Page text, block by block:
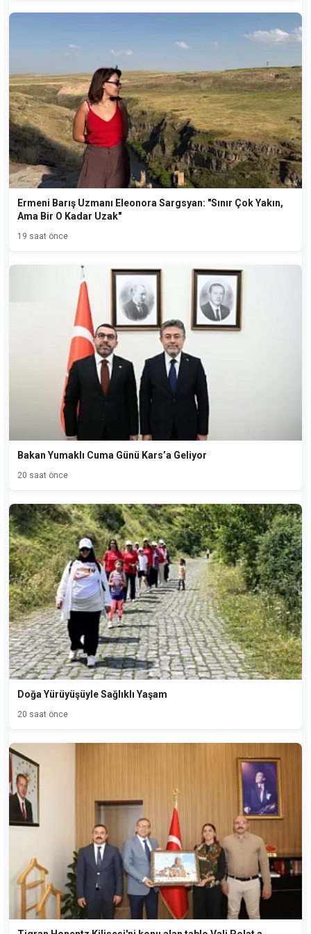
Ermeni Barış Uzmanı Eleonora Sargsyan: "Sınır Çok Yakın,
Ama Bir O Kadar Uzak"
19 saat önce
Bakan Yumaklı Cuma Günü Kars’a Geliyor
20 saat önce
Doğa Yürüyüşüyle Sağlıklı Yaşam
20 saat önce